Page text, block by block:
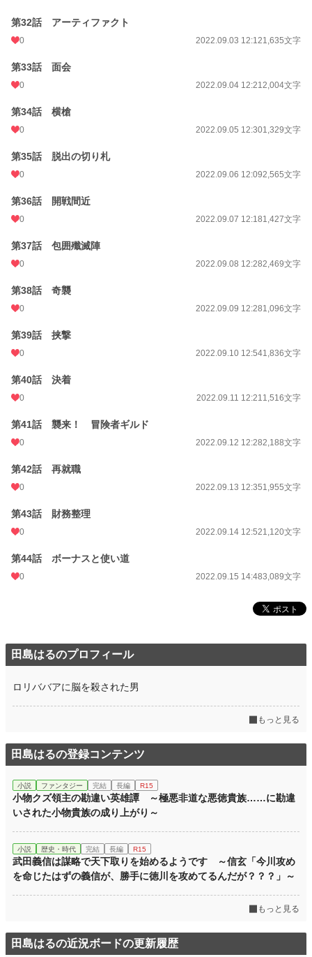
第32話 アーティファクト
0 2022.09.03 12:121,635文字
第33話 面会
0 2022.09.04 12:212,004文字
第34話 横槍
0 2022.09.05 12:301,329文字
第35話 脱出の切り札
0 2022.09.06 12:092,565文字
第36話 開戦間近
0 2022.09.07 12:181,427文字
第37話 包囲殲滅陣
0 2022.09.08 12:282,469文字
第38話 奇襲
0 2022.09.09 12:281,096文字
第39話 挟撃
0 2022.09.10 12:541,836文字
第40話 決着
0 2022.09.11 12:211,516文字
第41話 襲来！ 冒険者ギルド
0 2022.09.12 12:282,188文字
第42話 再就職
0 2022.09.13 12:351,955文字
第43話 財務整理
0 2022.09.14 12:521,120文字
第44話 ボーナスと使い道
0 2022.09.15 14:483,089文字
田島はるのプロフィール
ロリババアに脳を殺された男
もっと見る
田島はるの登録コンテンツ
小説 ファンタジー 完結 長編 R15
小物クズ領主の勘違い英雄譚 ～極悪非道な悪徳貴族……に勘違
いされた小物貴族の成り上がり～
小説 歴史・時代 完結 長編 R15
武田義信は謀略で天下取りを始めるようです ～信玄「今川攻め
を命じたはずの義信が、勝手に徳川を攻めてるんだが？？？」～
もっと見る
田島はるの近況ボードの更新履歴